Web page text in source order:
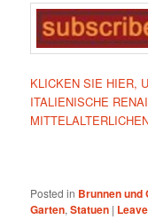
KLICKEN SIE HIER,
ITALIENISCHE
Posted in Brunnen und
Garten,Statuen |